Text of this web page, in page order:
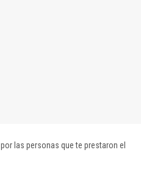
por las personas que te prestaron el